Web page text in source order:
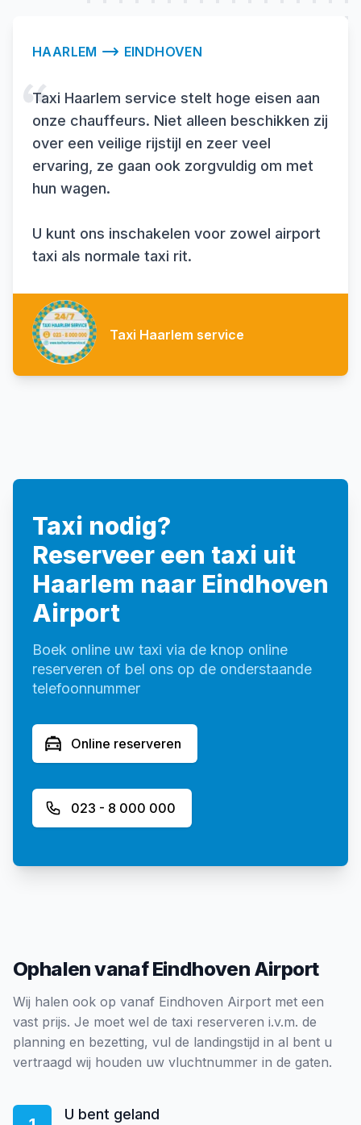
HAARLEM EINDHOVEN
Taxi Haarlem service stelt hoge eisen aan
onze chauffeurs. Niet alleen beschikken zij
over een veilige rijstijl en zeer veel
ervaring, ze gaan ook zorgvuldig om met
hun wagen.
U kunt ons inschakelen voor zowel airport
taxi als normale taxi rit.
Taxi Haarlem service
Taxi nodig?
Reserveer een taxi uit
Haarlem naar Eindhoven
Airport
Boek online uw taxi via de knop online
reserveren of bel ons op de onderstaande
telefoonnummer
Online reserveren
023 - 8 000 000
Ophalen vanaf Eindhoven Airport
Wij halen ook op vanaf Eindhoven Airport met een
vast prijs. Je moet wel de taxi reserveren i.v.m. de
planning en bezetting, vul de landingstijd in al bent u
vertraagd wij houden uw vluchtnummer in de gaten.
U bent geland